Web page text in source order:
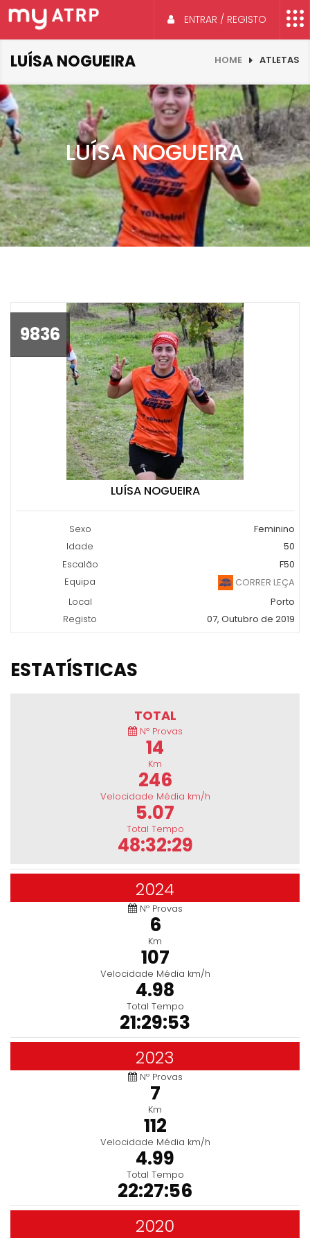
ENTRAR / REGISTO
LUÍSA NOGUEIRA HOME ATLETAS
LUÍSA NOGUEIRA
9836
LUÍSA NOGUEIRA
Sexo
Feminino
Idade
50
Escalão
F50
Equipa
CORRER LEÇA
Local
Porto
Registo
07, Outubro de 2019
ESTATÍSTICAS
TOTAL
Nº Provas
14
Km
246
Velocidade Média km/h
5.07
Total Tempo
48:32:29
2024
Nº Provas
6
Km
107
Velocidade Média km/h
4.98
Total Tempo
21:29:53
2023
Nº Provas
7
Km
112
Velocidade Média km/h
4.99
Total Tempo
22:27:56
2020